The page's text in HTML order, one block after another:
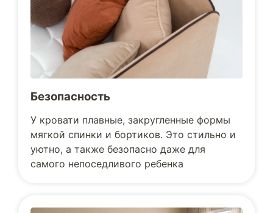
Безопасность
У кровати плавные, закругленные формы
мягкой спинки и бортиков. Это стильно и
уютно, а также безопасно даже для
самого непоседливого ребенка